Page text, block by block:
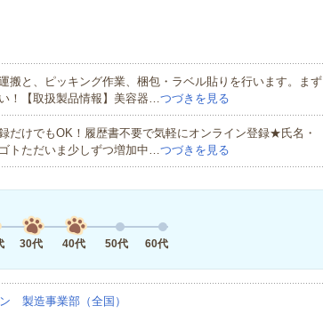
搬と、ピッキング作業、梱包・ラベル貼りを行います。まず
！【取扱製品情報】美容器…つづきを見る
だけでもOK！履歴書不要で気軽にオンライン登録★氏名・
トただいま少しずつ増加中…つづきを見る
30代 40代 50代 60代
製造事業部（全国）